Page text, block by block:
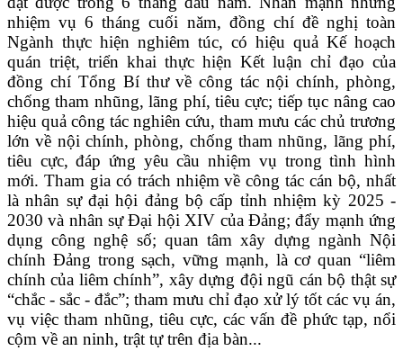
nhiệm vụ 6 tháng cuối năm, đồng chí đề nghị toàn
Ngành thực hiện nghiêm túc, có hiệu quả Kế hoạch
quán triệt, triển khai thực hiện Kết luận chỉ đạo của
đồng chí Tổng Bí thư về công tác nội chính, phòng,
chống tham nhũng, lãng phí, tiêu cực; tiếp tục nâng cao
hiệu quả công tác nghiên cứu, tham mưu các chủ trương
lớn về nội chính, phòng, chống tham nhũng, lãng phí,
tiêu cực, đáp ứng yêu cầu nhiệm vụ trong tình hình
mới. Tham gia có trách nhiệm về công tác cán bộ, nhất
là nhân sự đại hội đảng bộ cấp tỉnh nhiệm kỳ 2025 -
2030 và nhân sự Đại hội XIV của Đảng; đẩy mạnh ứng
dụng công nghệ số; quan tâm xây dựng ngành Nội
chính Đảng trong sạch, vững mạnh, là cơ quan “liêm
chính của liêm chính”, xây dựng đội ngũ cán bộ thật sự
“chắc - sắc - đắc”; tham mưu chỉ đạo xử lý tốt các vụ án,
vụ việc tham nhũng, tiêu cực, các vấn đề phức tạp, nổi
cộm về an ninh, trật tự trên địa bàn...